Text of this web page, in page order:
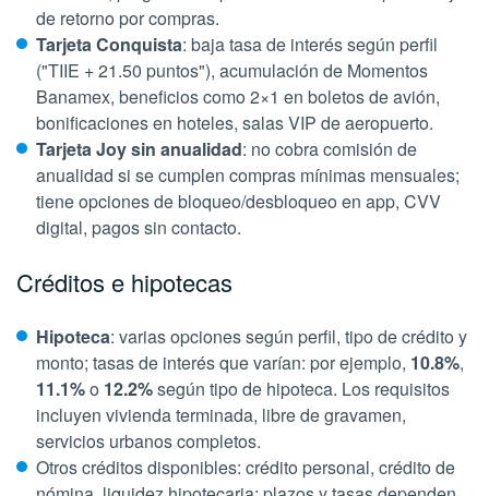
de retorno por compras.
Tarjeta Conquista: baja tasa de interés según perfil
("TIIE + 21.50 puntos"), acumulación de Momentos
Banamex, beneficios como 2×1 en boletos de avión,
bonificaciones en hoteles, salas VIP de aeropuerto.
Tarjeta Joy sin anualidad: no cobra comisión de
anualidad si se cumplen compras mínimas mensuales;
tiene opciones de bloqueo/desbloqueo en app, CVV
digital, pagos sin contacto.
Créditos e hipotecas
Hipoteca: varias opciones según perfil, tipo de crédito y
monto; tasas de interés que varían: por ejemplo, 10.8%,
11.1%o 12.2%según tipo de hipoteca. Los requisitos
incluyen vivienda terminada, libre de gravamen,
servicios urbanos completos.
Otros créditos disponibles: crédito personal, crédito de